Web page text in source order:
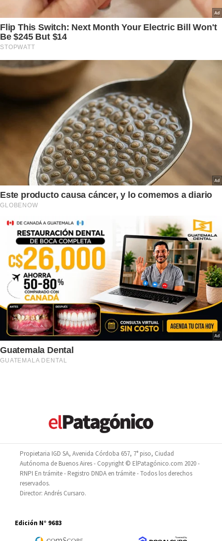
Propietaria IGD SA, Avenida Córdoba 657, 7° piso, Ciudad
Autónoma de Buenos Aires - Copyright © ElPatagónico.com 2020 -
RNPI En trámite - Registro DNDA en trámite - Todos los derechos
reservados.
Director: Andrés Cursaro.
Edición N° 9683